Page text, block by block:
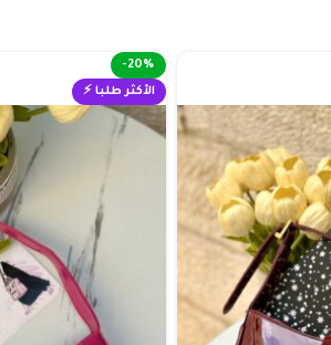
-20%
الأكثر طلبا ⚡